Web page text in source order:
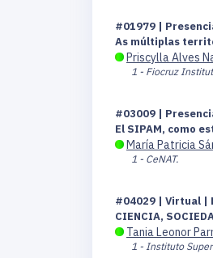
#01979 |
As múltiplas
Priscylla Alves
1 - Fiocruz
#03009 |
El SIPAM, como
María Patricia
1 - CeNAT.
#04029 | Virtual |
CIENCIA,
Tania Leonor
1 - Instituto